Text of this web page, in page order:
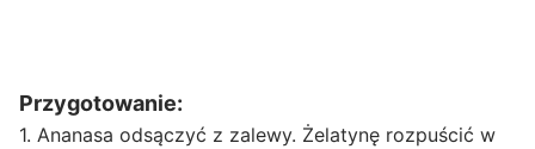
Przygotowanie:
1. Ananasa odsączyć z zalewy. Żelatynę rozpuścić w